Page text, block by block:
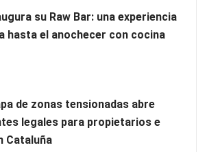
su Raw Bar: una experiencia
hasta el anochecer con cocina
de zonas tensionadas abre
legales para propietarios e
Cataluña